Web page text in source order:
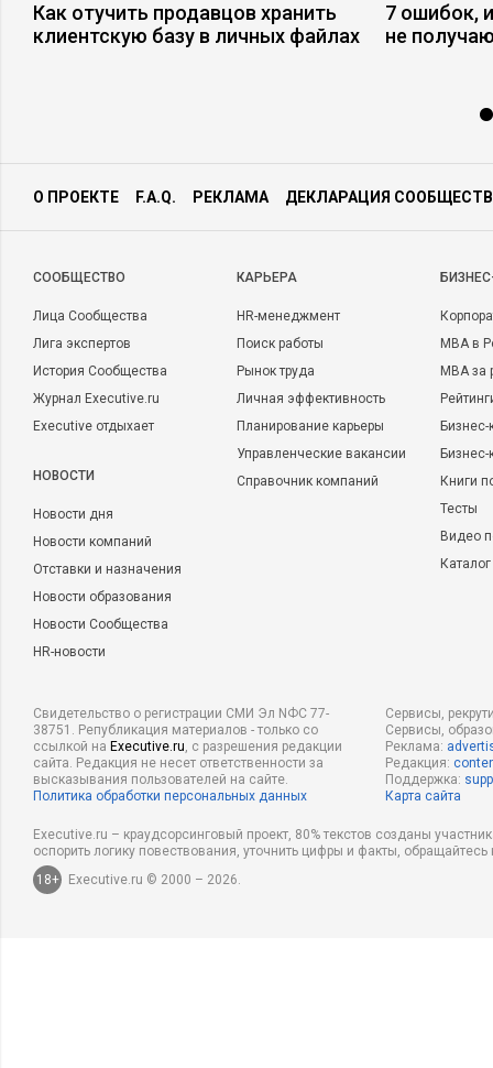
Как отучить продавцов хранить
клиентскую базу в личных файлах
7 ошибок,
не
О ПРОЕКТЕ F.A.Q. РЕКЛАМА ДЕКЛАРАЦИЯ
CООБЩЕСТВО
Лица Сообщества
Лига экспертов
История Сообщества
Журнал Executive.ru
Executive отдыхает
НОВОСТИ
Новости дня
Новости компаний
Отставки и назначения
Новости образования
Новости Сообщества
HR-новости
КАРЬЕРА
HR-менеджмент
Поиск работы
Рынок труда
Личная эффективность
Планирование карьеры
Управленческие вакансии
Справочник компаний
MBA в
MBA
Бизнес-
Книги
Тесты
Видео
Свидетельство о регистрации СМИ Эл NФС 77-
38751. Републикация материалов - только со
ссылкой на Executive.ru, с разрешения редакции
сайта. Редакция не несет ответственности за
высказывания пользователей на сайте.
Политика обработки персональных данных
Сервисы,
Сервисы,
Реклама:
Редакция:
Поддержка:
Карта сайта
Executive.ru – краудсорсинговый проект, 80% текстов созданы
оспорить логику повествования, уточнить цифры и факты,
18+
Executive.ru © 2000 – 2026.